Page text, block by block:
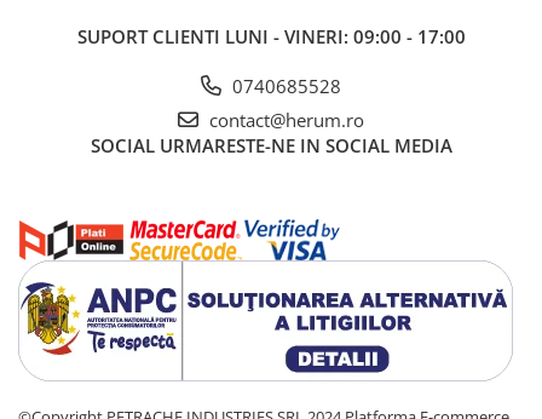
SUPORT CLIENTI LUNI - VINERI: 09:00 - 17:00
0740685528
contact@herum.ro
SOCIAL URMARESTE-NE IN SOCIAL MEDIA